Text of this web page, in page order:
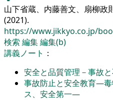
山下省蔵、内藤善文、扇柳政
(2021).
https://www.jikkyo.co.jp/
検索 編集編集(b)
講義ノート ：
安全と品質管理－事故
事故防止と安全教育―
ス、安全第一―